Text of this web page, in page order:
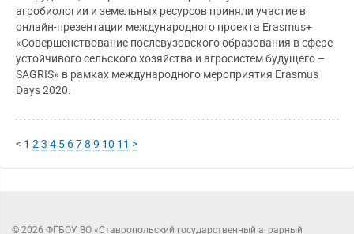
агробиологии и земельных ресурсов приняли участие в
онлайн-презентации международного проекта Erasmus+
«Совершенствование послевузовского образования в сфере
устойчивого сельского хозяйства и агросистем будущего –
SAGRIS» в рамках международного мероприятия Erasmus
Days 2020.
< 1 2 3 4 5678 9 10 11 >
© 2026 ФГБОУ ВО «Ставропольский государственный аграрный